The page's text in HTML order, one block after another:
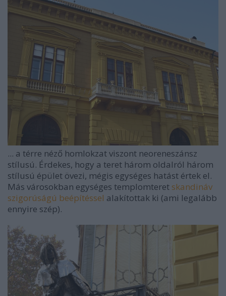
... a térre néző homlokzat viszont neoreneszánsz
stílusú. Érdekes, hogy a teret három oldalról három
stílusú épület övezi, mégis egységes hatást értek el.
Más városokban egységes templomteret skandináv
szigorúságú beépítéssel alakítottak ki (ami legalább
ennyire szép).